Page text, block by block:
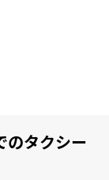
のタクシー